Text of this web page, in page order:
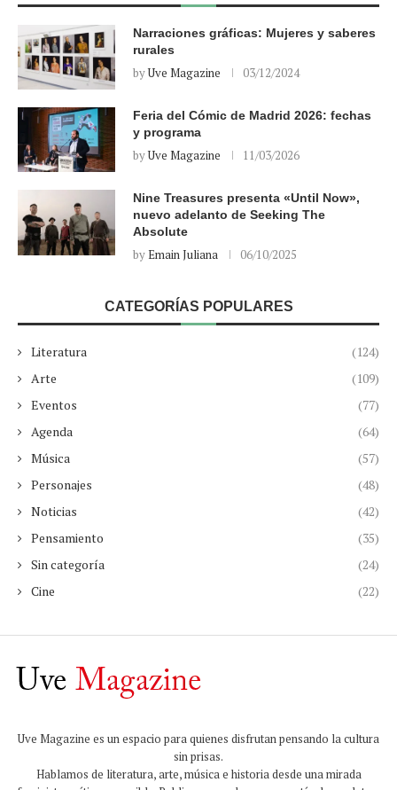
Narraciones gráficas: Mujeres y saberes
rurales
byUve Magazine 03/12/2024
Feria del Cómic de Madrid 2026: fechas
y programa
byUve Magazine 11/03/2026
Nine Treasures presenta «Until Now»,
nuevo adelanto de Seeking The
Absolute
byEmain Juliana 06/10/2025
CATEGORÍAS POPULARES
Literatura
(124)
Arte
(109)
Eventos
(77)
Agenda
(64)
Música
(57)
Personajes
(48)
Noticias
(42)
Pensamiento
(35)
Sin categoría
(24)
Cine
(22)
Uve Magazine es un espacio para quienes disfrutan pensando la cultura
sin prisas.
Hablamos de literatura, arte, música e historia desde una mirada